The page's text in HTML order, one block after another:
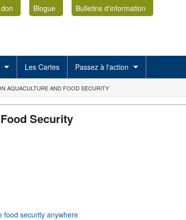
Blogue
Bulletins d'information
Les Cartes Passez à l'action
AQUACULTURE AND FOOD SECURITY
Security
food security anywhere